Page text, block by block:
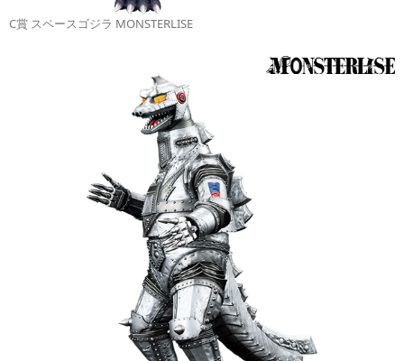
C賞 スペースゴジラ MONSTERLISE